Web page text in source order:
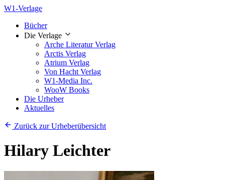
W1-Verlage
Bücher
Die Verlage
Arche Literatur Verlag
Arctis Verlag
Atrium Verlag
Von Hacht Verlag
W1-Media Inc.
WooW Books
Die Urheber
Aktuelles
Zurück zur Urheberübersicht
Hilary Leichter